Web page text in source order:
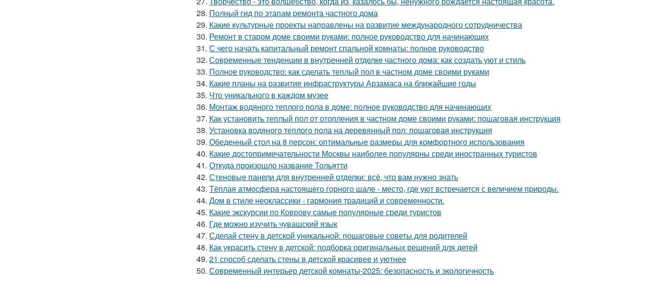
28. Полный гид по этапам ремонта частного дома
29. Какие культурные проекты направлены на развитие международного сотрудничества
30. Ремонт в старом доме своими руками: полное руководство для начинающих
31. С чего начать капитальный ремонт спальной комнаты: полное руководство
32. Современные тенденции в внутренней отделке частного дома: как создать уют и стиль
33. Полное руководство: как сделать теплый пол в частном доме своими руками
34. Какие планы на развитие инфраструктуры Арзамаса на ближайшие годы
35. Что уникального в каждом музее
36. Монтаж водяного теплого пола в доме: полное руководство для начинающих
37. Как установить теплый пол от отопления в частном доме своими руками: пошаговая инструкция
38. Установка водяного теплого пола на деревянный пол: пошаговая инструкция
39. Обеденный стол на 8 персон: оптимальные размеры для комфортного использования
40. Какие достопримечательности Москвы наиболее популярны среди иностранных туристов
41. Откуда произошло название Тольятти
42. Стеновые панели для внутренней отделки: всё, что вам нужно знать
43. Тёплая атмосфера настоящего горного шале - место, где уют встречается с величием природы.
44. Дом в стиле неоклассики - гармония традиций и современности.
45. Какие экскурсии по Коврову самые популярные среди туристов
46. Где можно изучить чувашский язык
47. Сделай стену в детской уникальной: пошаговые советы для родителей
48. Как украсить стену в детской: подборка оригинальных решений для детей
49. 21 способ сделать стены в детской красивее и уютнее
50. Современный интерьер детской комнаты-2025: безопасность и экологичность